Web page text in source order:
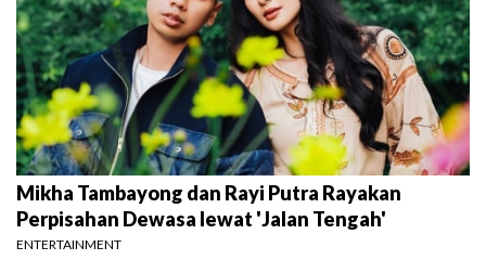
Mikha Tambayong dan Rayi Putra Rayakan
Perpisahan Dewasa lewat 'Jalan Tengah'
ENTERTAINMENT